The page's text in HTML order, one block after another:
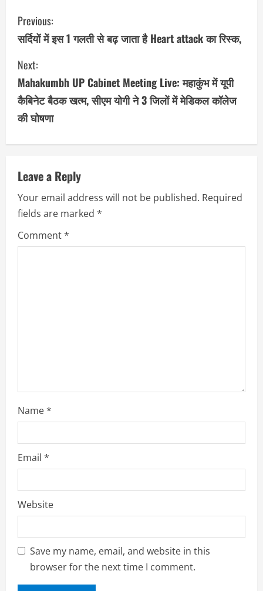
C
o
n
t
i
n
e
R
e
Previous:
सर्दियों में इस 1 गलती से बढ़ जाता है Heart attack का रिस्क,
Next:
Mahakumbh UP Cabinet Meeting Live: महाकुंभ में यूपी
कैबिनेट बैठक खत्म, सीएम योगी ने 3 जिलों में मेडिकल कॉलेज
की घोषणा
Leave a Reply
Your email address will not be published. Required
fields are marked *
Comment*
Name*
Email *
Website
Save my name, email, and website in this
browser for the next time I comment.